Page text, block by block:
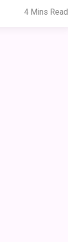
4 Mins Read